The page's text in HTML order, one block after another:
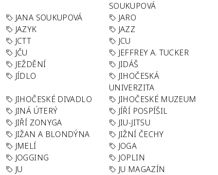
SOUKUPOVÁ
JANA SOUKUPOVÁ
JARO
JAZYK
JAZZ
JCTT
JCU
JČU
JEFFREY A. TUCKER
JEŽDĚNÍ
JIDÁŠ
JÍDLO
JIHOČESKÁ
UNIVERZITA
JIHOČESKÉ DIVADLO
JIHOČESKÉ MUZEUM
JINÁ ÚTERÝ
JÍŘÍ POSPÍŠIL
JIŘÍ ZONYGA
JIU-JITSU
JIŽAN A BLONDÝNA
JIŽNÍ ČECHY
JMELÍ
JOGA
JOGGING
JOPLIN
JU
JU MAGAZÍN